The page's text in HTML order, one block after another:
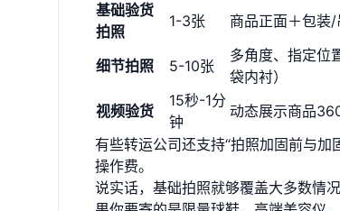
基础验货
拍照
1-3张 商品正面＋包装
细节拍照 5-10张
多角度、指定位
袋内衬）
视频验货
15秒-1分
钟
动态展示商品
有些转运公司还支持“拍照加固前与
操作费。
说实话，基础拍照就够覆盖大多数情